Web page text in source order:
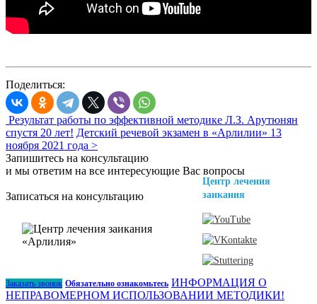
Поделиться:
Результат работы по эффективной методике Л.З. Арутюнян
спустя 20 лет! Детский речевой экзамен в «Арлилии» 13
ноября 2021 года >
Запишитесь на консультацию
и мы ответим на все интересующие Вас вопросы
Записаться на консультацию
Центр лечения
заикания
Заказать звонок Обязательно ознакомьтесь ИНФОРМАЦИЯ О
НЕПРАВОМЕРНОМ ИСПОЛЬЗОВАНИИ МЕТОДИКИ!